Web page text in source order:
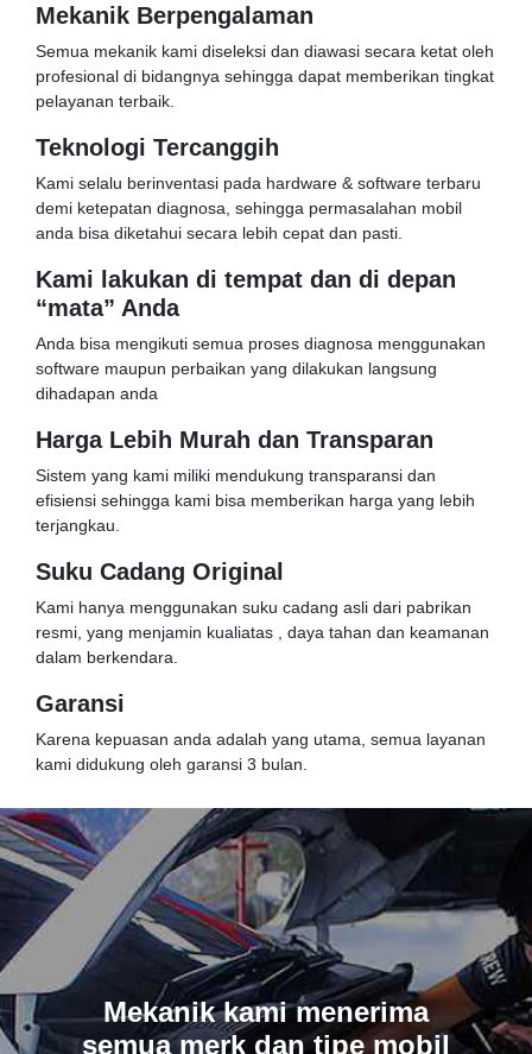
Mekanik Berpengalaman
Semua mekanik kami diseleksi dan diawasi secara ketat oleh
profesional di bidangnya sehingga dapat memberikan tingkat
pelayanan terbaik.
Teknologi Tercanggih
Kami selalu berinventasi pada hardware & software terbaru
demi ketepatan diagnosa, sehingga permasalahan mobil
anda bisa diketahui secara lebih cepat dan pasti.
Kami lakukan di tempat dan di depan
“mata” Anda
Anda bisa mengikuti semua proses diagnosa menggunakan
software maupun perbaikan yang dilakukan langsung
dihadapan anda
Harga Lebih Murah dan Transparan
Sistem yang kami miliki mendukung transparansi dan
efisiensi sehingga kami bisa memberikan harga yang lebih
terjangkau.
Suku Cadang Original
Kami hanya menggunakan suku cadang asli dari pabrikan
resmi, yang menjamin kualiatas , daya tahan dan keamanan
dalam berkendara.
Garansi
Karena kepuasan anda adalah yang utama, semua layanan
kami didukung oleh garansi 3 bulan.
Mekanik kami menerima
semua merk dan tipe mobil